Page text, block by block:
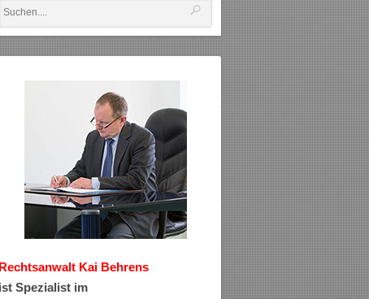
Rechtsanwalt Kai Behrens
ist Spezialist im